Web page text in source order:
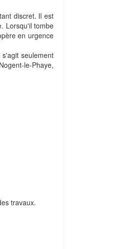
discret. Il est
Lorsqu'il tombe
en urgence
seulement
le-Phaye,
travaux.